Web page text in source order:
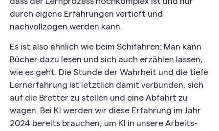
durch eigene Erfahrungen vertieft und
nachvollzogen werden kann.
Es ist also ähnlich wie beim Schifahren: Man kann
Bücher dazu lesen und sich auch erzählen lassen,
wie es geht. Die Stunde der Wahrheit und die tiefe
Lernerfahrung ist letztlich damit verbunden, sich
auf die Bretter zu stellen und eine Abfahrt zu
wagen. Bei KI werden wir diese Erfahrung im Jahr
2024 bereits brauchen, um KI in unsere Arbeits-